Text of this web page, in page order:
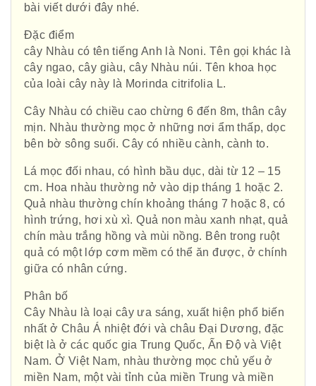
bài viết dưới đây nhé.
Đặc điểm
cây Nhàu có tên tiếng Anh là Noni. Tên gọi khác là
cây ngao, cây giàu, cây Nhàu núi. Tên khoa học
của loài cây này là Morinda citrifolia L.
Cây Nhàu có chiều cao chừng 6 đến 8m, thân cây
mịn. Nhàu thường mọc ở những nơi ẩm thấp, dọc
bên bờ sông suối. Cây có nhiều cành, cành to.
Lá mọc đối nhau, có hình bầu dục, dài từ 12 – 15
cm. Hoa nhàu thường nở vào dịp tháng 1 hoặc 2.
Quả nhàu thường chín khoảng tháng 7 hoặc 8, có
hình trứng, hơi xù xì. Quả non màu xanh nhạt, quả
chín màu trắng hồng và mùi nồng. Bên trong ruột
quả có một lớp cơm mềm có thể ăn được, ở chính
giữa có nhân cứng.
Phân bố
Cây Nhàu là loại cây ưa sáng, xuất hiện phổ biến
nhất ở Châu Á nhiệt đới và châu Đại Dương, đặc
biệt là ở các quốc gia Trung Quốc, Ấn Độ và Việt
Nam. Ở Việt Nam, nhàu thường mọc chủ yếu ở
miền Nam, một vài tỉnh của miền Trung và miền